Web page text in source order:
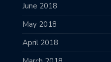
June 2018
May 2018
April 2018